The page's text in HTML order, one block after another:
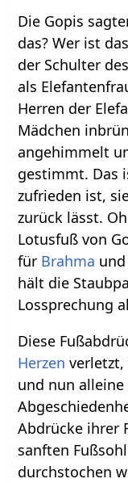
Die Gopis
das? Wer ist
der Schulter
als
Herren der
Mädchen
angehimmelt
gestimmt. Das
zufrieden ist,
zurück lässt.
Lotusfuß von
für Brahma und
hält die
Lossprechung
Diese
Herzen
und nun alleine
Abdrücke ihrer
sanften
durchstochen